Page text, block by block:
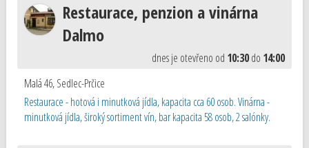
Restaurace, penzion a vinárna
Dalmo
dnes je otevřeno od 10:30do 14:00
Malá 46,Sedlec-Prčice
Restaurace - hotová i minutková jídla, kapacita cca 60 osob. Vinárna -
minutková jídla, široký sortiment vín, bar kapacita 58 osob, 2 salónky.